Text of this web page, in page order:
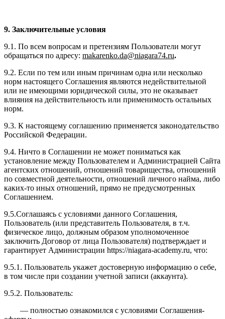
9. Заключительные условия
9.1. По всем вопросам и претензиям Пользователи могут
обращаться по адресу: makarenko.da@niagara74.ru.
9.2. Если по тем или иным причинам одна или несколько
норм настоящего Соглашения являются недействительной
или не имеющими юридической силы, это не оказывает
влияния на действительность или применимость остальных
норм.
9.3. К настоящему соглашению применяется законодательство
Российской Федерации.
9.4. Ничто в Соглашении не может пониматься как
установление между Пользователем и Администрацией Сайта
агентских отношений, отношений товарищества, отношений
по совместной деятельности, отношений личного найма, либо
каких-то иных отношений, прямо не предусмотренных
Соглашением.
9.5.Соглашаясь с условиями данного Соглашения,
Пользователь (или представитель Пользователя, в т.ч.
физическое лицо, должным образом уполномоченное
заключить Договор от лица Пользователя) подтверждает и
гарантирует Администрации https://niagara-academy.ru, что:
9.5.1. Пользователь укажет достоверную информацию о себе,
в том числе при создании учетной записи (аккаунта).
9.5.2. Пользователь:
— полностью ознакомился с условиями Соглашения-